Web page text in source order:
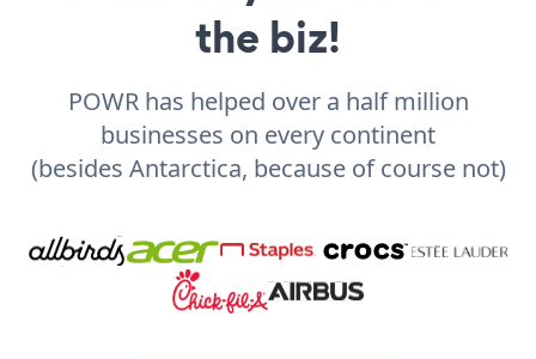
the biz!
POWR has helped over a half million
businesses on every continent
(besides Antarctica, because of course not)